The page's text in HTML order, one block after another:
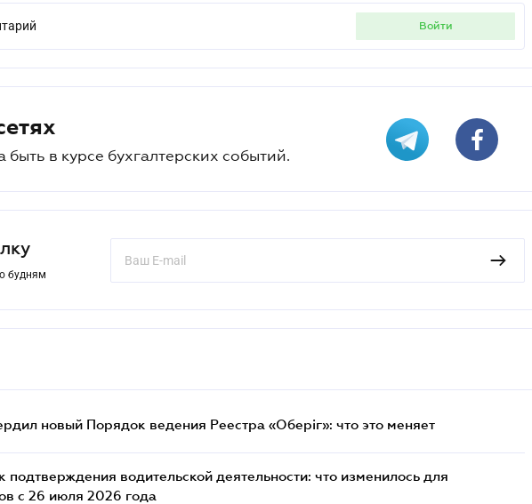
войти
в курсе бухгалтерских событий.
будням
новый Порядок ведения Реестра «Оберіг»: что это меняет
подтверждения водительской деятельности: что изменилось для
с 26 июля 2026 года